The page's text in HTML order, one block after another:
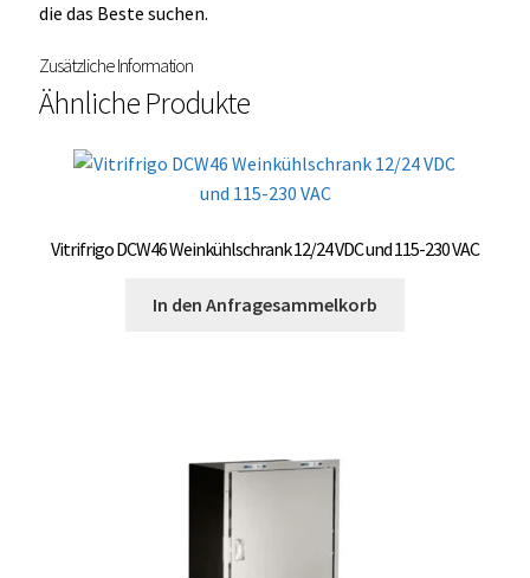
die das Beste suchen.
Zusätzliche Information
Ähnliche Produkte
Vitrifrigo DCW46 Weinkühlschrank 12/24 VDC und 115-230 VAC
In den Anfragesammelkorb